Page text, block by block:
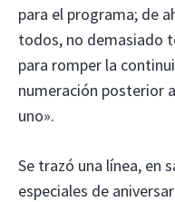
para el programa; de
todos, no demasiado
para romper la
numeración posterior
uno».
Se trazó una línea, en
especiales de